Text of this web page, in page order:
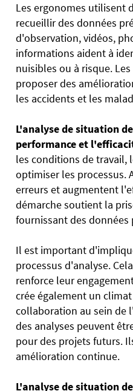
Les ergonomes utilisent
recueillir des données
d'observation, vidéos,
informations aident à
nuisibles ou à risque.
proposer des
les accidents et les
L'analyse de situation
performance et
les conditions de travail,
optimiser les processus.
erreurs et augmentent
démarche soutient la
fournissant des données
Il est important
processus d'analyse.
renforce leur
crée également un
collaboration au sein de
des analyses peuvent
pour des projets futurs.
amélioration continue.
L'analyse de situation